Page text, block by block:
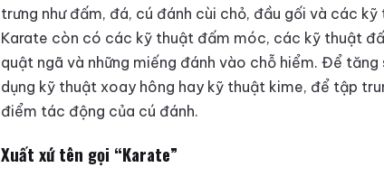
trưng như đấm, đá, cú đánh cùi chỏ, đầu gối và các
Karate còn có các kỹ thuật đấm móc, các kỹ thuật
quật ngã và những miếng đánh vào chỗ hiểm. Để
dụng kỹ thuật xoay hông hay kỹ thuật kime, để tập
điểm tác động của cú đánh.
Xuất xứ tên gọi “Karate”